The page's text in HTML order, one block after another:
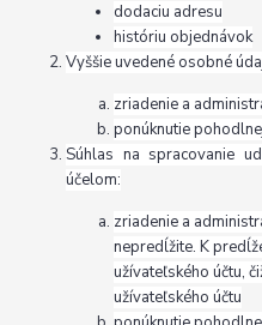
dodaciu adresu
históriu objednávok
Vyššie uvedené osobné
zriadenie a
ponúknutie
Súhlas na spracovanie
účelom:
zriadenie a
nepredĺžite. K
užívateľského účtu,
užívateľského účtu